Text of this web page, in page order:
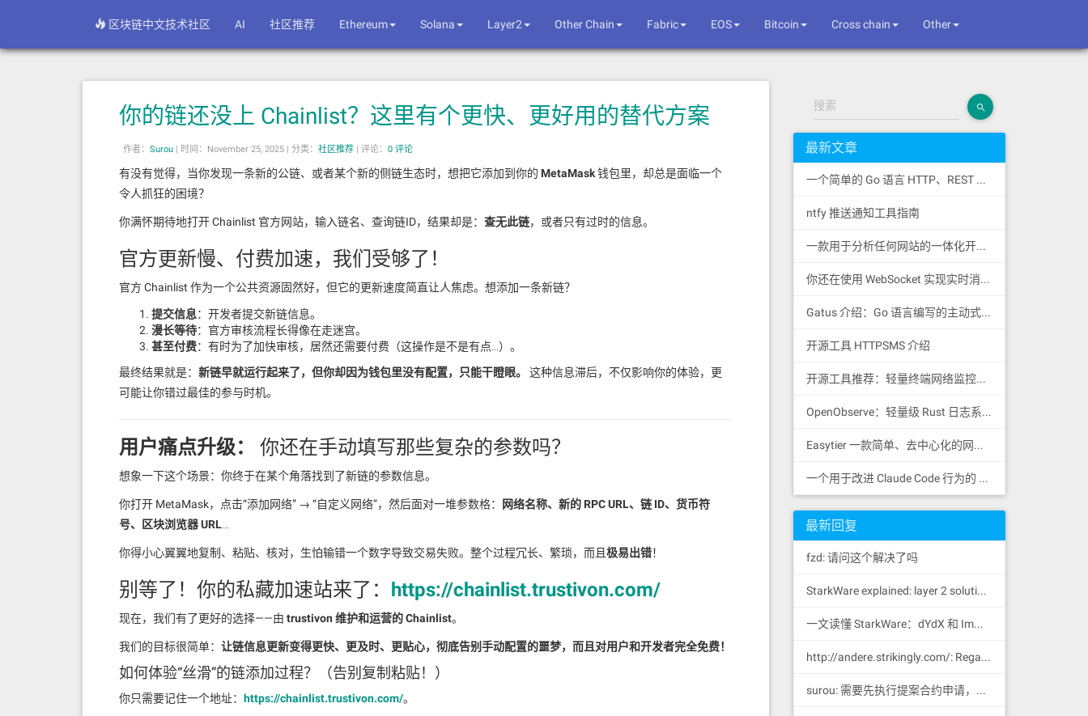
区块链中文技术社区 AI 社区推荐 Ethereum Solana Layer2 Other Chain Fabric EOS Bitcoin Cross chain Other
你的链还没上 Chainlist？这里有个更快、更好用的替代方案
作者： Surou | 时间：November 25, 2025 | 分类： 社区推荐 | 评论： 0 评论
有没有觉得，当你发现一条新的公链、或者某个新的侧链生态时，想把它添加到你的 MetaMask钱包里，却总是面临一个
令人抓狂的困境？
你满怀期待地打开 Chainlist 官方网站，输入链名、查询链ID，结果却是： 查无此链，或者只有过时的信息。
官方更新慢、付费加速，我们受够了！
官方 Chainlist 作为一个公共资源固然好，但它的更新速度简直让人焦虑。想添加一条新链？
提交信息：开发者提交新链信息。
漫长等待：官方审核流程长得像在走迷宫。
甚至付费：有时为了加快审核，居然还需要付费（这操作是不是有点…）。
最终结果就是： 新链早就运行起来了，但你却因为钱包里没有配置，只能干瞪眼。
这种信息滞后，不仅影响你的体验，更
可能让你错过最佳的参与时机。
用户痛点升级： 你还在手动填写那些复杂的参数吗？
想象一下这个场景：你终于在某个角落找到了新链的参数信息。
你打开 MetaMask，点击“添加网络” → “自定义网络”，然后面对一堆参数格：
网络名称、新的 RPC URL、链 ID、货币符
号、区块浏览器 URL
你得小心翼翼地复制、粘贴、核对，生怕输错一个数字导致交易失败。整个过程冗长、繁琐，而且极易出错！
别等了！你的私藏加速站来了： https://chainlist.trustivon.com/
现在，我们有了更好的选择——由 trustivon 维护和运营的 Chainlist。
我们的目标很简单： 让链信息更新变得更快、更及时、更贴心，彻底告别手动配置的噩梦，而且对用户和开发者完全免费！
如何体验“丝滑”的链添加过程？（告别复制粘贴！）
你只需要记住一个地址： https://chainlist.trustivon.com/。
搜索
最新文章
一个简单的 Go 语言 HTTP、REST 和 SSE 客户端库
ntfy 推送通知工具指南
一款用于分析任何网站的一体化开源情报工具
你还在使用 WebSocket 实现实时消息推送吗？
Gatus 介绍：Go 语言编写的主动式健康监控状态页
开源工具 HTTPSMS 介绍
开源工具推荐：轻量终端网络监控工具 RustNet
OpenObserve：轻量级 Rust 日志系统
Easytier 一款简单、去中心化的网状 VPN，支持 WireGuard
一个用于改进 Claude Code 行为的 CLAUDE.md 文件，源自 Andrej Karpathy 对 LLM 编码陷阱的观察。
最新回复
fzd: 请问这个解决了吗
StarkWare explained: layer 2 solution provider of dYdX and iMMUTABLE R11; BitKeep News: [...]Layer 2: https://...
一文读懂 StarkWare：dYdX 和 Immutable 背后的 L2 方案 R11; BitKeep 博客: [...]Layer 2:Comparing Laye...
http://andere.strikingly.com/: Regards, Great stuff!
surou: 需要先执行提案合约申请，等待出块节点地址同意后，才会进...